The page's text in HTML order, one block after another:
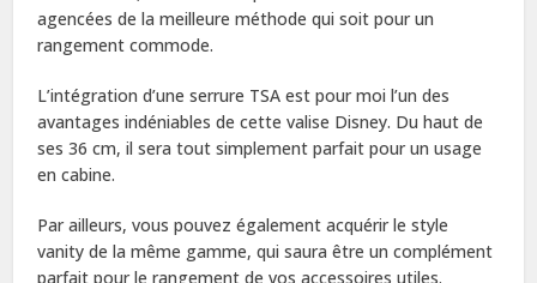
agencées de la meilleure méthode qui soit pour un
rangement commode.
L’intégration d’une serrure TSA est pour moi l’un des
avantages indéniables de cette valise Disney. Du haut de
ses 36 cm, il sera tout simplement parfait pour un usage
en cabine.
Par ailleurs, vous pouvez également acquérir le style
vanity de la même gamme, qui saura être un complément
parfait pour le rangement de vos accessoires utiles.